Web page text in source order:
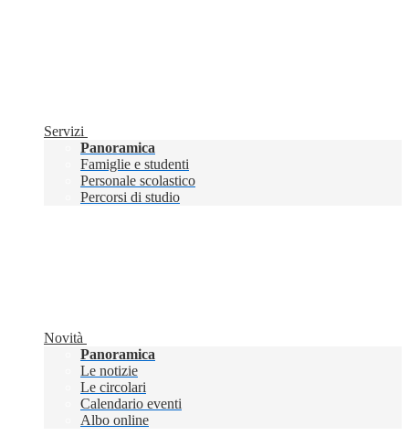
Servizi
Panoramica
Famiglie e studenti
Personale scolastico
Percorsi di studio
Novità
Panoramica
Le notizie
Le circolari
Calendario eventi
Albo online